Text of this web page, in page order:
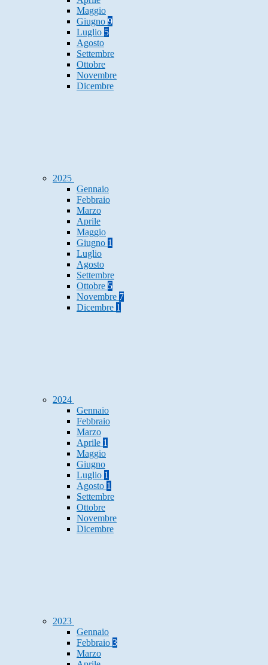
Maggio
Giugno 9
Luglio 5
Agosto
Settembre
Ottobre
Novembre
Dicembre
2025
Gennaio
Febbraio
Marzo
Aprile
Maggio
Giugno 1
Luglio
Agosto
Settembre
Ottobre 5
Novembre 7
Dicembre 1
2024
Gennaio
Febbraio
Marzo
Aprile 1
Maggio
Giugno
Luglio 1
Agosto 1
Settembre
Ottobre
Novembre
Dicembre
2023
Gennaio
Febbraio 3
Marzo